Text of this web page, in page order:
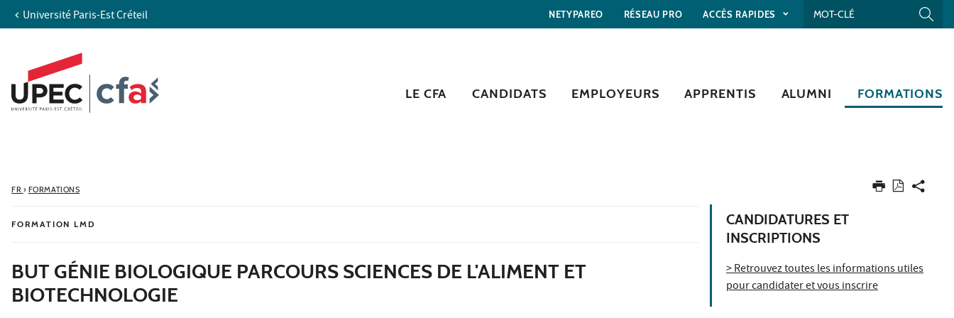
Aller au contenu
Accès directs
Recherche
Université Paris-Est Créteil NETYPAREO RÉSEAU PRO ACCÈS RAPIDES
LE CFA CANDIDATS EMPLOYEURS APPRENTIS ALUMNI FORMATIONS
FR › FORMATIONS
FORMATION LMD
BUT GÉNIE BIOLOGIQUE PARCOURS SCIENCES DE L'ALIMENT ET
BIOTECHNOLOGIE
CANDIDATURES ET
INSCRIPTIONS
> Retrouvez toutes les informations utiles
pour candidater et vous inscrire